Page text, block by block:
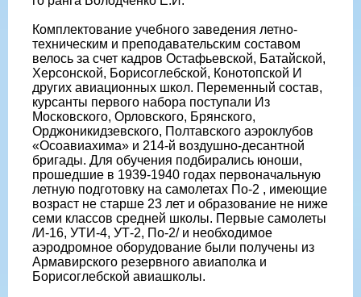
Комплектование учебного заведения летно-
техническим и преподавательским составом
велось за счет кадров Остафьевской, Батайской,
Херсонской, Борисоглебской, Конотопской И
других авиационных школ. Переменный состав,
курсанты первого набора поступали Из
Московского, Орловского, Брянского,
Орджоникидзевского, Полтавского аэроклубов
«Осоавиахима» и 214-й воздушно-десантной
бригады. Для обучения подбирались юноши,
прошедшие в 1939-1940 годах первоначальную
летную подготовку на самолетах По-2 , имеющие
возраст не старше 23 лет и образование не ниже
семи классов средней школы. Первые самолеты
/И-16, УТИ-4, УТ-2, По-2/ и необходимое
аэродромное оборудование были получены из
Армавирского резервного авиаполка и
Борисоглебской авиашколы.